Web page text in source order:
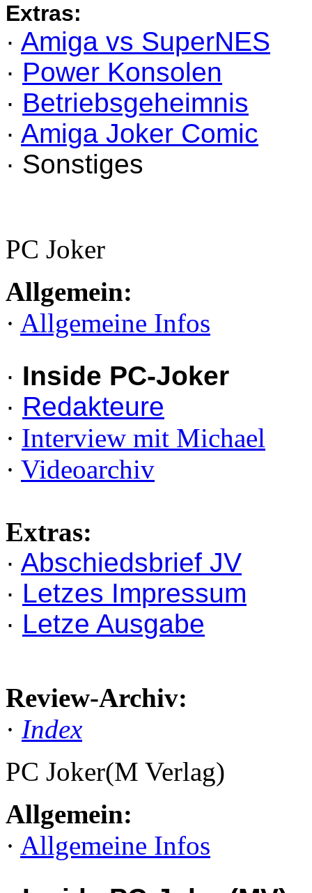
Extras:
· Amiga vs SuperNES
· Power Konsolen
· Betriebsgeheimnis
· Amiga Joker Comic
· Sonstiges
PC Joker
Allgemein:
· Allgemeine Infos
· Inside PC-Joker
· Redakteure
· Interview mit Michael
· Videoarchiv
Extras:
· Abschiedsbrief JV
· Letzes Impressum
· Letze Ausgabe
Review-Archiv:
· Index
PC Joker(M Verlag)
Allgemein:
· Allgemeine Infos